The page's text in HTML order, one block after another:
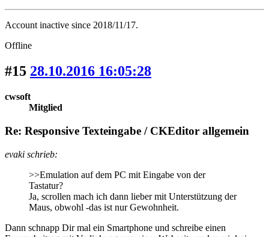
Account inactive since 2018/11/17.
Offline
#15 28.10.2016 16:05:28
cwsoft
Mitglied
Re: Responsive Texteingabe / CKEditor allgemein
evaki schrieb:
>>Emulation auf dem PC mit Eingabe von der
Tastatur?
Ja, scrollen mach ich dann lieber mit Unterstützung der
Maus, obwohl -das ist nur Gewohnheit.
Dann schnapp Dir mal ein Smartphone und schreibe einen